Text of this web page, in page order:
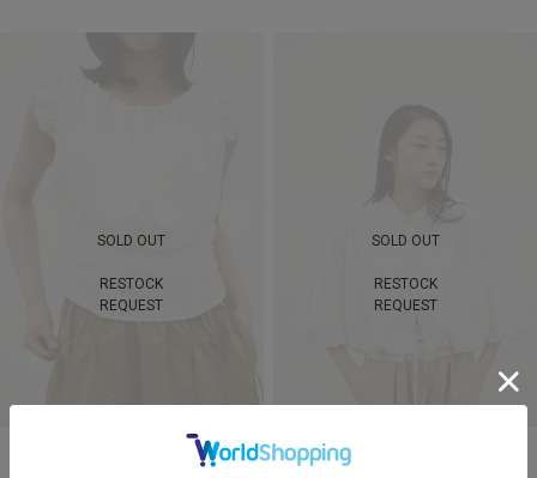
SOLD OUT
RESTOCK
REQUEST
オフショルギャザーコルセットトップ
SOLD OUT
RESTOCK
REQUEST
バルーンスリーブシャツ